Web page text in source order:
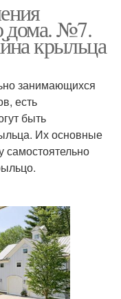
дома. №7.
крыльца
занимающихся
есть
быть
Их основные
самостоятельно